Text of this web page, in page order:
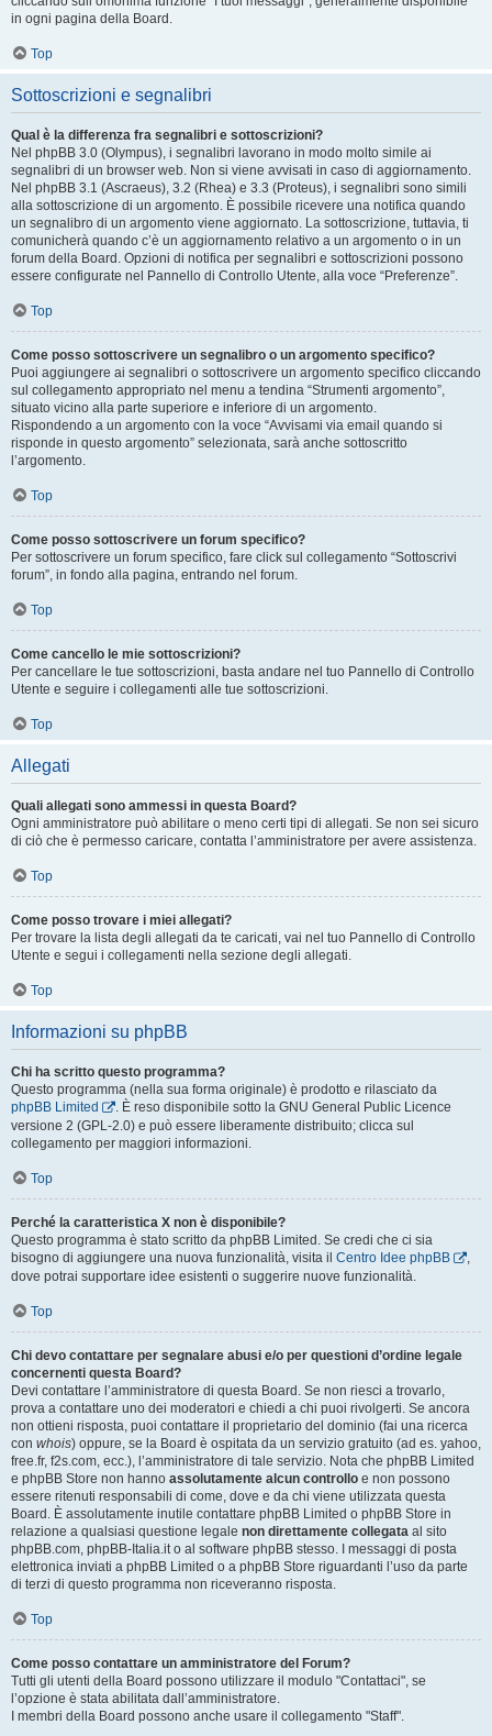
in ogni pagina della Board.
Top
Sottoscrizioni e segnalibri
Qual è la differenza fra segnalibri e sottoscrizioni?
Nel phpBB 3.0 (Olympus), i segnalibri lavorano in modo molto simile ai
segnalibri di un browser web. Non si viene avvisati in caso di aggiornamento.
Nel phpBB 3.1 (Ascraeus), 3.2 (Rhea) e 3.3 (Proteus), i segnalibri sono simili
alla sottoscrizione di un argomento. È possibile ricevere una notifica quando
un segnalibro di un argomento viene aggiornato. La sottoscrizione, tuttavia, ti
comunicherà quando c’è un aggiornamento relativo a un argomento o in un
forum della Board. Opzioni di notifica per segnalibri e sottoscrizioni possono
essere configurate nel Pannello di Controllo Utente, alla voce “Preferenze”.
Top
Come posso sottoscrivere un segnalibro o un argomento specifico?
Puoi aggiungere ai segnalibri o sottoscrivere un argomento specifico cliccando
sul collegamento appropriato nel menu a tendina “Strumenti argomento”,
situato vicino alla parte superiore e inferiore di un argomento.
Rispondendo a un argomento con la voce “Avvisami via email quando si
risponde in questo argomento” selezionata, sarà anche sottoscritto
l’argomento.
Top
Come posso sottoscrivere un forum specifico?
Per sottoscrivere un forum specifico, fare click sul collegamento “Sottoscrivi
forum”, in fondo alla pagina, entrando nel forum.
Top
Come cancello le mie sottoscrizioni?
Per cancellare le tue sottoscrizioni, basta andare nel tuo Pannello di Controllo
Utente e seguire i collegamenti alle tue sottoscrizioni.
Top
Allegati
Quali allegati sono ammessi in questa Board?
Ogni amministratore può abilitare o meno certi tipi di allegati. Se non sei sicuro
di ciò che è permesso caricare, contatta l’amministratore per avere assistenza.
Top
Come posso trovare i miei allegati?
Per trovare la lista degli allegati da te caricati, vai nel tuo Pannello di Controllo
Utente e segui i collegamenti nella sezione degli allegati.
Top
Informazioni su phpBB
Chi ha scritto questo programma?
Questo programma (nella sua forma originale) è prodotto e rilasciato da
phpBB Limited
. È reso disponibile sotto la GNU General Public Licence
versione 2 (GPL-2.0) e può essere liberamente distribuito; clicca sul
collegamento per maggiori informazioni.
Top
Perché la caratteristica X non è disponibile?
Questo programma è stato scritto da phpBB Limited. Se credi che ci sia
bisogno di aggiungere una nuova funzionalità, visita il Centro Idee phpBB
,
dove potrai supportare idee esistenti o suggerire nuove funzionalità.
Top
Chi devo contattare per segnalare abusi e/o per questioni d’ordine legale
concernenti questa Board?
Devi contattare l’amministratore di questa Board. Se non riesci a trovarlo,
prova a contattare uno dei moderatori e chiedi a chi puoi rivolgerti. Se ancora
non ottieni risposta, puoi contattare il proprietario del dominio (fai una ricerca
con whois) oppure, se la Board è ospitata da un servizio gratuito (ad es. yahoo,
free.fr, f2s.com, ecc.), l’amministratore di tale servizio. Nota che phpBB Limited
e phpBB Store non hanno assolutamente alcun controllo e non possono
essere ritenuti responsabili di come, dove e da chi viene utilizzata questa
Board. È assolutamente inutile contattare phpBB Limited o phpBB Store in
relazione a qualsiasi questione legale non direttamente collegata al sito
phpBB.com, phpBB-Italia.it o al software phpBB stesso. I messaggi di posta
elettronica inviati a phpBB Limited o a phpBB Store riguardanti l’uso da parte
di terzi di questo programma non riceveranno risposta.
Top
Come posso contattare un amministratore del Forum?
Tutti gli utenti della Board possono utilizzare il modulo "Contattaci", se
l’opzione è stata abilitata dall’amministratore.
I membri della Board possono anche usare il collegamento "Staff".